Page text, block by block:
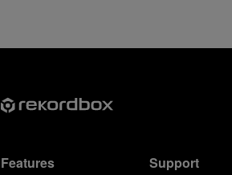
Features
Support